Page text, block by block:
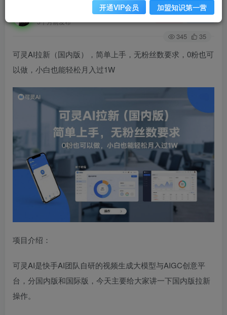
第一人副业终点站
5个月前发布
关注 私信
345 35
可灵AI拉新（国内版），简单上手，无粉丝数要求，0粉也可
以做，小白也能轻松月入过1W
项目介绍：
可灵AI是快手AI团队自研的视频生成大模型与AIGC创意平
台，分国内版和国际版，今天主要给大家讲一下国内版拉新
操作。
开通VIP会员 加盟知识第一营